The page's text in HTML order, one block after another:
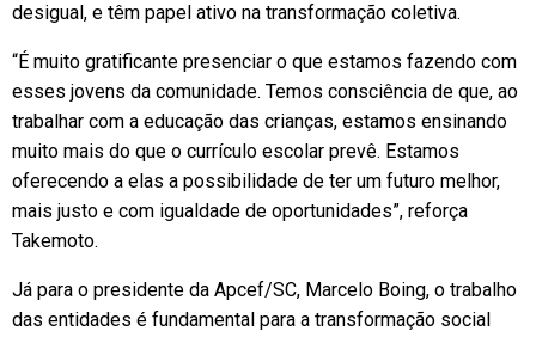
desigual, e têm papel ativo na transformação coletiva.
“É muito gratificante presenciar o que estamos fazendo com
esses jovens da comunidade. Temos consciência de que, ao
trabalhar com a educação das crianças, estamos ensinando
muito mais do que o currículo escolar prevê. Estamos
oferecendo a elas a possibilidade de ter um futuro melhor,
mais justo e com igualdade de oportunidades”, reforça
Takemoto.
Já para o presidente da Apcef/SC, Marcelo Boing, o trabalho
das entidades é fundamental para a transformação social